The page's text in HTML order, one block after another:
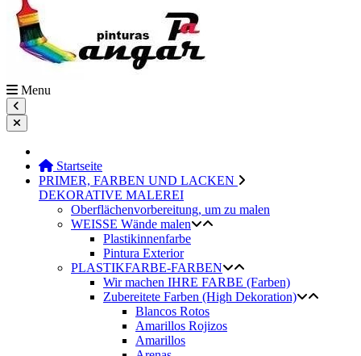
Menu
Startseite
PRIMER, FARBEN UND LACKEN
DEKORATIVE MALEREI
Oberflächenvorbereitung, um zu malen
WEISSE Wände malen
Plastikinnenfarbe
Pintura Exterior
PLASTIKFARBE-FARBEN
Wir machen IHRE FARBE (Farben)
Zubereitete Farben (High Dekoration)
Blancos Rotos
Amarillos Rojizos
Amarillos